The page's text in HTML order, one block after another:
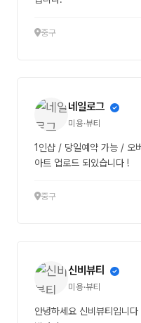
중구
네일로그
미용·뷰티
1인샵 / 당일예약 가능 / 오
아트 업로드 되있습니다 !
중구
신비뷰티
미용·뷰티
안녕하세요 신비뷰티입니